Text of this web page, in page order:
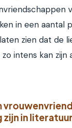
in een aantal
zien dat de
intens kan zijn
zijn in literatuur